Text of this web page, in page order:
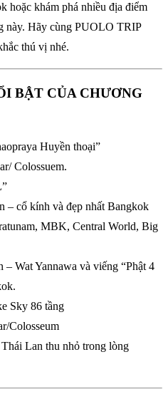
hoặc khám phá nhiều địa điểm
này. Hãy cùng PUOLO TRIP
thú vị nhé.
BẬT CỦA CHƯƠNG
Huyền thoại”
Colossuem.
– cổ kính và đẹp nhất Bangkok
MBK, Central World, Big
– Wat Yannawa và viếng “Phật 4
Sky 86 tầng
Colosseum
Lan thu nhỏ trong lòng